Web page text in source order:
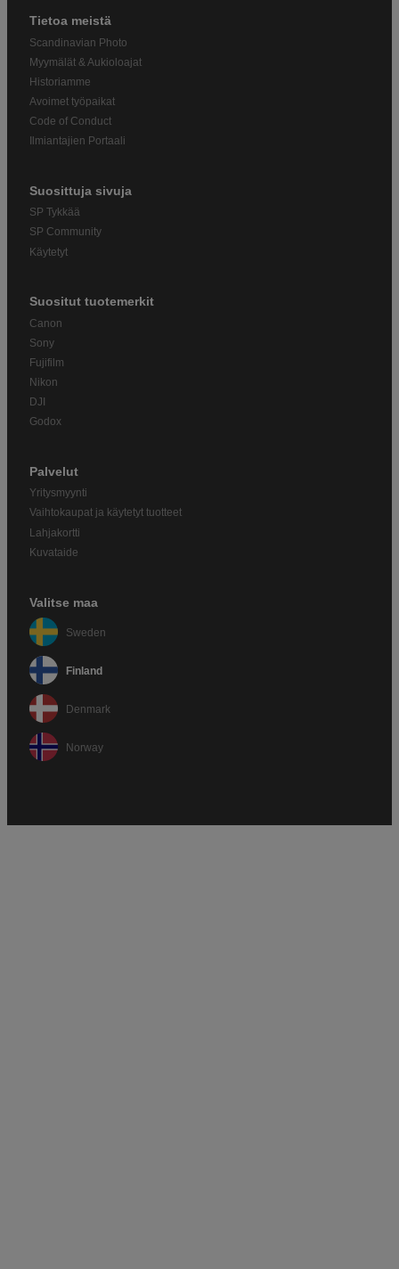
Tietoa meistä
Scandinavian Photo
Myymälät & Aukioloajat
Historiamme
Avoimet työpaikat
Code of Conduct
Ilmiantajien Portaali
Suosittuja sivuja
SP Tykkää
SP Community
Käytetyt
Suositut tuotemerkit
Canon
Sony
Fujifilm
Nikon
DJI
Godox
Palvelut
Yritysmyynti
Vaihtokaupat ja käytetyt tuotteet
Lahjakortti
Kuvataide
Valitse maa
Sweden
Finland
Denmark
Norway